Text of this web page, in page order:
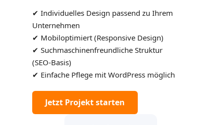
✔ Individuelles Design passend zu Ihrem
Unternehmen
✔ Mobiloptimiert (Responsive Design)
✔ Suchmaschinenfreundliche Struktur
(SEO‑Basis)
✔ Einfache Pflege mit WordPress möglich
Jetzt Projekt starten